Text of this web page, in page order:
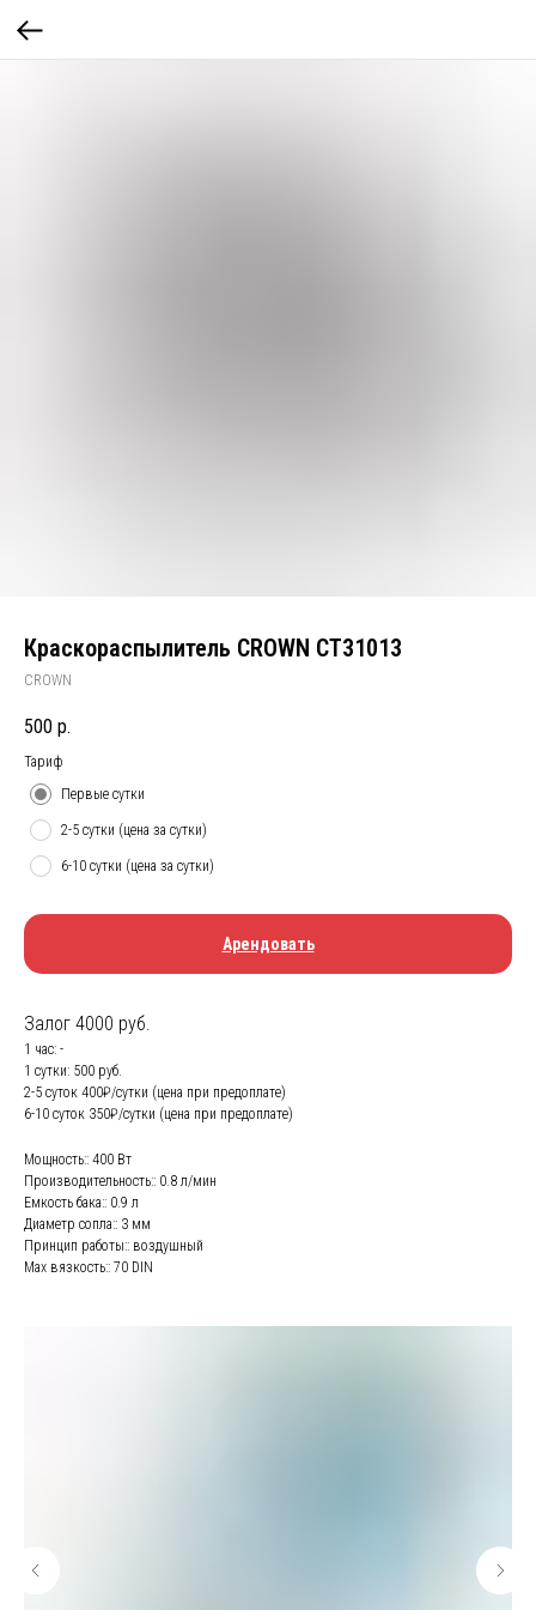
Краскораспылитель CROWN CT31013
CROWN
500 р.
Тариф
Первые сутки
2-5 сутки (цена за сутки)
6-10 сутки (цена за сутки)
Арендовать
Залог 4000 руб.
1 час: -
1 сутки: 500 руб.
2-5 суток 400₽/сутки (цена при предоплате)
6-10 суток 350₽/сутки (цена при предоплате)
Мощность:: 400 Вт
Производительность:: 0.8 л/мин
Емкость бака:: 0.9 л
Диаметр сопла:: 3 мм
Принцип работы:: воздушный
Max вязкость:: 70 DIN